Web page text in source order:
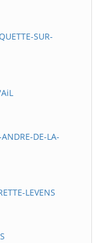
SUR-
DE-LA-
LEVENS